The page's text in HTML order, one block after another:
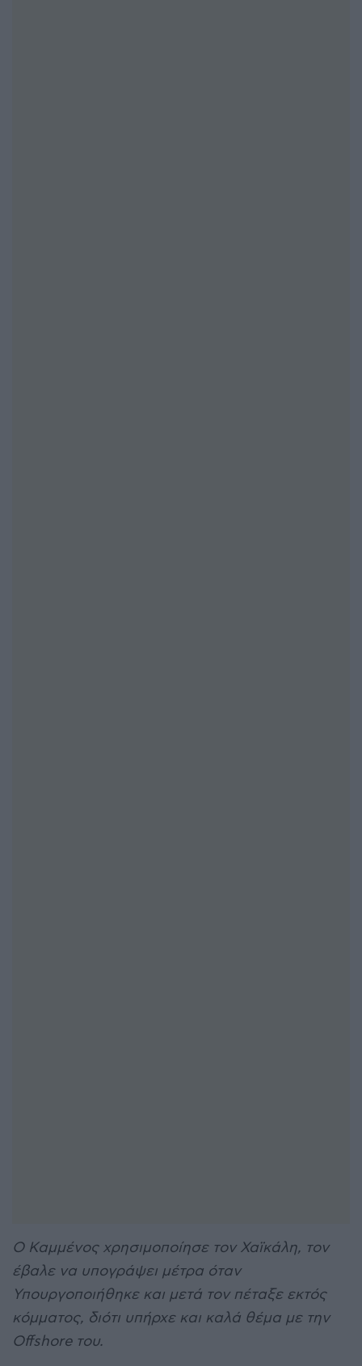
Ο Καμμένος χρησιμοποίησε τον Χαϊκάλη, τον
έβαλε να υπογράψει μέτρα όταν
Υπουργοποιήθηκε και μετά τον πέταξε εκτός
κόμματος, διότι υπήρχε και καλά θέμα με την
Offshore του.